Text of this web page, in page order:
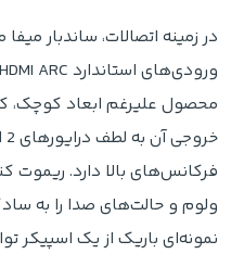
محصول علیرغم ابعاد کوچک،
فرکانس‌های بالا دارد. ریموت
ولوم و حالت‌های صدا را به
نمونه‌ای باریک از یک اسپیکر